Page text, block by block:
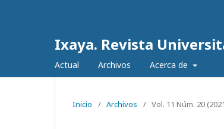
Ixaya. Revista
Actual Archivos Acerca de
Inicio / Archivos / Vol. 11 Núm. 20